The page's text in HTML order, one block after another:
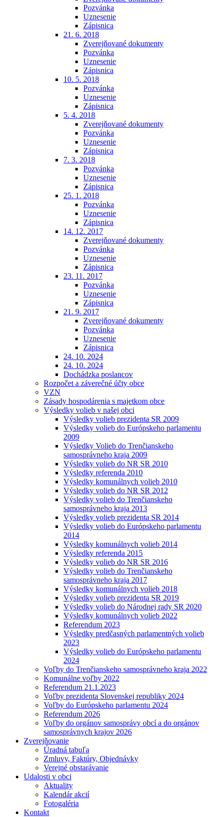
Pozvánka
Uznesenie
Zápisnica
21. 6. 2018
Zverejňované dokumenty
Pozvánka
Uznesenie
Zápisnica
10. 5. 2018
Pozvánka
Uznesenie
Zápisnica
5. 4. 2018
Zverejňované dokumenty
Pozvánka
Uznesenie
Zápisnica
7. 3. 2018
Pozvánka
Uznesenie
Zápisnica
25. 1. 2018
Pozvánka
Uznesenie
Zápisnica
14. 12. 2017
Zverejňované dokumenty
Pozvánka
Uznesenie
Zápisnica
23. 11. 2017
Pozvánka
Uznesenie
Zápisnica
21. 9. 2017
Zverejňované dokumenty
Pozvánka
Uznesenie
Zápisnica
24. 10. 2024
24. 10. 2024
Dochádzka poslancov
Rozpočet a záverečné účty obce
VZN
Zásady hospodárenia s majetkom obce
Výsledky volieb v našej obci
Výsledky volieb prezidenta SR 2009
Výsledky volieb do Európskeho parlamentu
2009
Výsledky Volieb do Trenčianskeho
samosprávneho kraja 2009
Výsledky volieb do NR SR 2010
Výsledky referenda 2010
Výsledky komunálnych volieb 2010
Výsledky volieb do NR SR 2012
Výsledky volieb do Trenčianskeho
samosprávneho kraja 2013
Výsledky volieb prezidenta SR 2014
Výsledky volieb do Európskeho parlamentu
2014
Výsledky komunálnych volieb 2014
Výsledky referenda 2015
Výsledky volieb do NR SR 2016
Výsledky volieb do Trenčianskeho
samosprávneho kraja 2017
Výsledky komunálnych volieb 2018
Výsledky volieb prezidenta SR 2019
Výsledky volieb do Národnej rady SR 2020
Výsledky komunálnych volieb 2022
Referendum 2023
Výsledky predčasných parlamentných volieb
2023
Výsledky volieb do Európskeho parlamentu
2024
Voľby do Trenčianskeho samosprávneho kraja 2022
Komunálne voľby 2022
Referendum 21.1.2023
Voľby prezidenta Slovenskej republiky 2024
Voľby do Európskeho parlamentu 2024
Referendum 2026
Voľby do orgánov samosprávy obcí a do orgánov
samosprávnych krajov 2026
Zverejňovanie
Úradná tabuľa
Zmluvy, Faktúry, Objednávky
Verejné obstarávanie
Udalosti v obci
Aktuality
Kalendár akcií
Fotogaléria
Kontakt